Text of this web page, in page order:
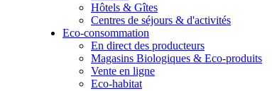
Hôtels & Gîtes
Centres de séjours & d'activités
Eco-consommation
En direct des producteurs
Magasins Biologiques & Eco-produits
Vente en ligne
Eco-habitat